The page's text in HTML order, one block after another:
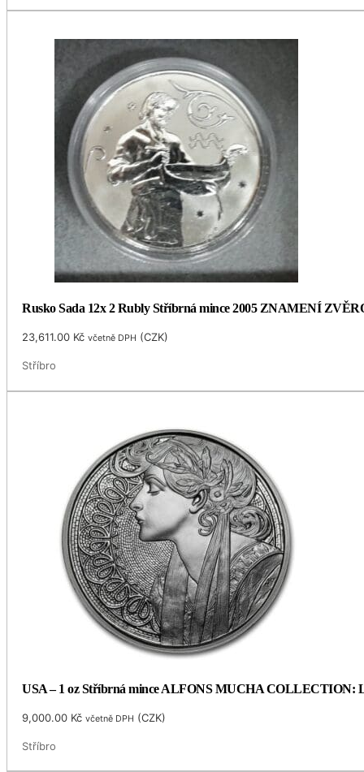
Rusko Sada 12x 2 Rubly Stříbrná mince 2005 ZNAMENÍ
23,611.00 Kč včetně DPH (CZK)
Stříbro
USA – 1 oz Stříbrná mince ALFONS MUCHA COLLECTION:
9,000.00 Kč včetně DPH (CZK)
Stříbro